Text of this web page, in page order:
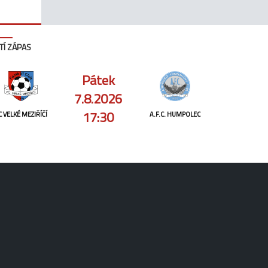
ZÁPAS
VELKÉ MEZIŘÍČÍ
Pátek
7.8.2026
17:30
A.F.C. HUMPOLEC